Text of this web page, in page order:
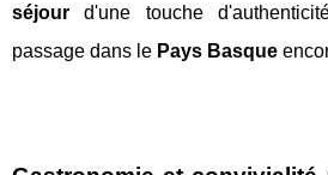
séjour d'une touche
passage dans le Pays Basque